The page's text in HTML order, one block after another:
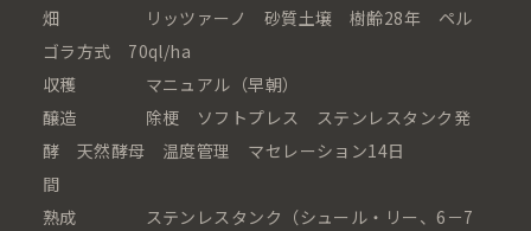
畑 リッツァーノ 砂質土壌 樹齢28年 ペル
ゴラ方式 70ql/ha
収穫 マニュアル（早朝）
醸造 除梗 ソフトプレス ステンレスタンク発
酵 天然酵母 温度管理 マセレーション14日
間
熟成 ステンレスタンク（シュール・リー、6－7